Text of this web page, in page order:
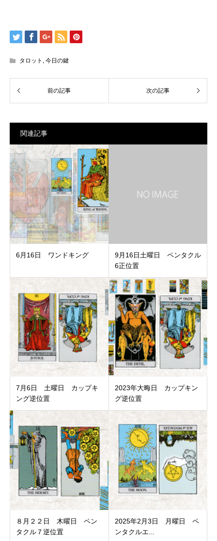
タロット , 今日の鍵
関連記事
6月16日 ワンドキング
9月16日土曜日 ペンタクル
6正位置
7月6日 土曜日 カップキ
ング逆位置
2023年大晦日 カップキン
グ逆位置
８月２２日 木曜日 ペン
タクル７逆位置
2025年2月3日 月曜日 ペ
ンタクルエ...